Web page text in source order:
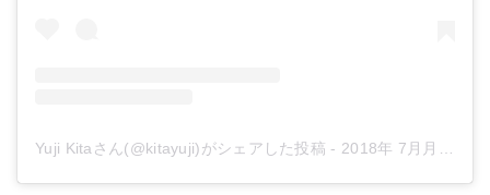
Yuji Kitaさん(@kitayuji)がシェアした投稿 - 2018年 7月月24日午後8時40分PDT